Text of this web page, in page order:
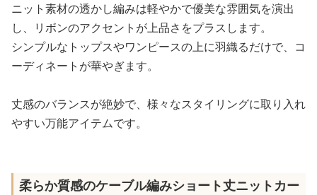
ニット素材の透かし編みは軽やかで優美な雰囲気を演出
し、リボンのアクセントが上品さをプラスします。
シンプルなトップスやワンピースの上に羽織るだけで、コ
ーディネートが華やぎます。
丈感のバランスが絶妙で、様々なスタイリングに取り入れ
やすい万能アイテムです。
柔らか質感のケーブル編みショート丈ニットカー